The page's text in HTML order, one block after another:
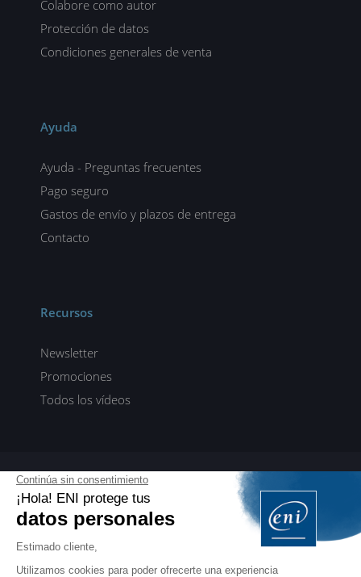
Colabore como autor
Protección de datos
Condiciones generales de venta
Ayuda
Ayuda - Preguntas frecuentes
Pago seguro
Gastos de envío y plazos de entrega
Contacto
Recursos
Newsletter
Promociones
Todos los vídeos
ENI elearning
E-formaciones en 5 idiomas